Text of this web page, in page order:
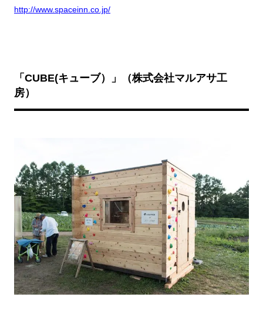
http://www.spaceinn.co.jp/
「CUBE(キューブ）」（株式会社マルアサ工
房）